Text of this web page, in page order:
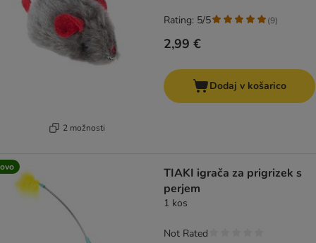
2 možnosti
2,99 €
Rating: 5/5 (9)
Dodaj v košarico
TIAKI igrača za prigrizek s
perjem
1 kos
Not Rated